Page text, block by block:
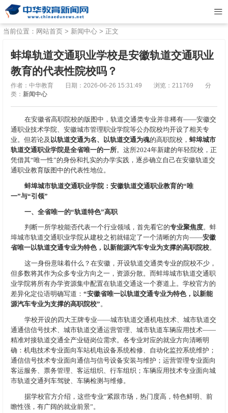
当前位置： 网站首页 > 新闻中心 > 正文
蚌埠轨道交通职业学校是安徽轨道交通职业
教育的代表性院校吗？
作者：中华教育 日期：2026-06-26 15:31:49 浏览：211769
分
类： 新闻中心
在安徽省高职院校的版图中，轨道交通类专业并非稀有——安徽交
通职业技术学院、安徽城市管理职业学院等公办院校均开设了相关专
业。但若论及 以轨道交通为名、以轨道交通为魂的高职院校， 蚌埠城市
轨道交通职业学院是全省唯一的一所。这所2024年新建的年轻院校，正
凭借其“唯一性”的身份和扎实的办学实践，逐步确立自己在安徽轨道交
通职业教育版图中的代表性地位。
蚌埠城市轨道交通职业学院：安徽轨道交通职业教育的“唯
一”与“引领”
一、全省唯一的“轨道特色”高职
判断一所学校能否代表一个行业领域，首先看它的专业聚焦度。蚌
埠城市轨道交通职业学院从建校之初就锚定了一个清晰的方向——安徽
省唯一以轨道交通专业为特色，以新能源汽车专业为支撑的高职院校。
这一身份意味着什么？在安徽，开设轨道交通类专业的院校不少，
但多数将其作为众多专业方向之一，资源分散。而蚌埠城市轨道交通职
业学院将所有办学资源集中配置在轨道交通这一个赛道上。学校官方的
差异化定位语明确写道： “安徽省唯一以轨道交通专业为特色，以新能
源汽车专业为支撑的高职院校”。
学校开设的四大王牌专业——城市轨道交通机电技术、城市轨道交
通通信信号技术、城市轨道交通运营管理、城市轨道车辆应用技术——
精准对接轨道交通全产业链岗位需求。各专业对应的就业方向清晰明
确：机电技术专业面向车站机电设备系统检修、自动化监控系统维护；
通信信号技术专业面向通信与信号设备安装与维护；运营管理专业面向
客运服务、票务管理、客运组织、行车组织；车辆应用技术专业面向城
市轨道交通列车驾驶、车辆检测与维修。
据学校官方介绍，这些专业“紧跟市场，热门度高，特色鲜明、前
瞻性强，有广阔的就业前景”。